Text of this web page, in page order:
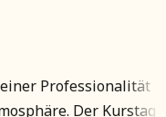
Professionalität
Der Kurstag